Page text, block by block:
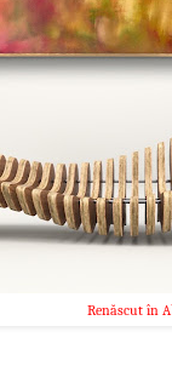
Renăscut în